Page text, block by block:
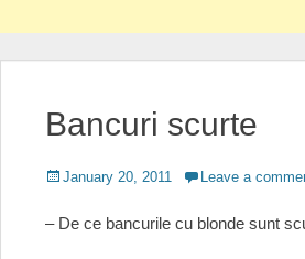
Bancuri scurte
Posted
January 20, 2011 Leave a
– De ce bancurile cu blonde sunt